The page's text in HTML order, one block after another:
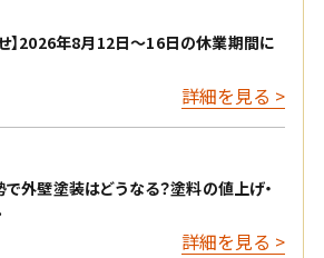
】2026年8月12日〜16日の休業期間に
詳細を見る >
で外壁塗装はどうなる？塗料の値上げ・
詳細を見る >